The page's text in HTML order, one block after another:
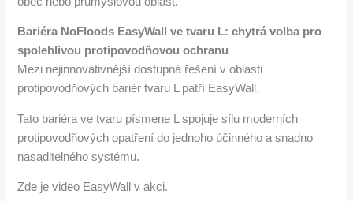
Bariéra NoFloods EasyWall ve tvaru L: chytrá volba pro
spolehlivou protipovodňovou ochranu
Mezi nejinnovativnější dostupná řešení v oblasti
protipovodňových bariér tvaru L patří EasyWall.
Tato bariéra ve tvaru písmene L spojuje sílu moderních
protipovodňových opatření do jednoho účinného a snadno
nasaditelného systému.
Zde je video EasyWall v akci.